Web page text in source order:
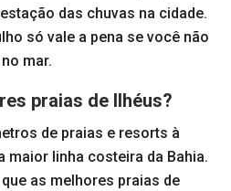
das chuvas na cidade.
só vale a pena se você não
mar.
praias de Ilhéus?
de praias e resorts à
maior linha costeira da Bahia.
as melhores praias de